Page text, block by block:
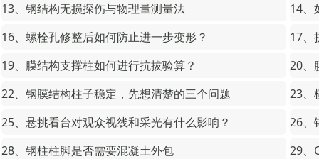
13、钢结构无损探伤与物理量测量法
14、
16、螺栓孔修整后如何防止进一步变形？
17、
19、膜结构支撑柱如何进行抗拔验算？
20、
22、钢膜结构柱子稳定，先想清楚的三个问题
23、
25、悬挑看台对观众视线和采光有什么影响？
26、
28、钢柱柱脚是否需要混凝土外包
29、